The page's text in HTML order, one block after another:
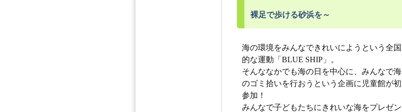
裸足で歩ける砂浜を～
海の環境をみんなできれいにようという全国
的な運動「BLUE SHIP」。
そんななかでも海の日を中心に、みんなで海
のゴミ拾いを行おうという企画に児童館が初
参加！
みんなで子どもたちにきれいな海をプレゼン